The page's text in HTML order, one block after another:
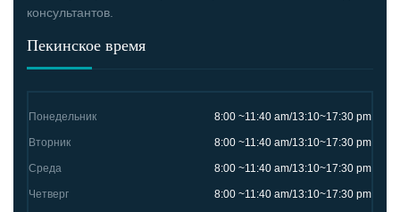
консультантов.
Пекинское время
Понедельник 8:00 ~11:40 am/13:10~17:30 pm
Вторник 8:00 ~11:40 am/13:10~17:30 pm
Среда 8:00 ~11:40 am/13:10~17:30 pm
Четверг 8:00 ~11:40 am/13:10~17:30 pm